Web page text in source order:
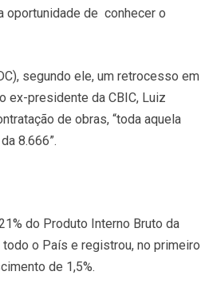
oportunidade de conhecer o
segundo ele, um retrocesso em
ex-presidente da CBIC, Luiz
de obras, “toda aquela
8.666”.
do Produto Interno Bruto da
o País e registrou, no primeiro
de 1,5%.